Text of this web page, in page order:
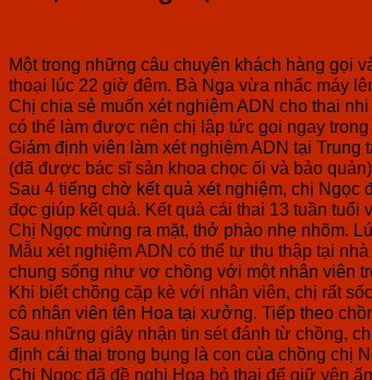
Một trong những câu chuyện khách hàng gọi
thoại lúc 22 giờ đêm. Bà Nga vừa nhấc máy
Chị chia sẻ muốn xét nghiệm ADN cho thai
có thể làm được nên chị lập tức gọi ngay trong
Giám định viên làm xét nghiệm ADN tại
(đã được bác sĩ sản khoa chọc ối và bảo
Sau 4 tiếng chờ kết quả xét nghiệm, chị
đọc giúp kết quả. Kết quả cái thai 13 tuần
Chị Ngọc mừng ra mặt, thở phào nhẹ nhõm.
Mẫu xét nghiệm ADN có thể tự thu thập tại
chung sống như vợ chồng với một nhân viên
Khi biết chồng cặp kè với nhân viên, chị rất
cô nhân viên tên Hoa tại xưởng. Tiếp theo
Sau những giây nhận tin sét đánh từ chồng,
định cái thai trong bụng là con của chồng chị
Chị Ngọc đã đề nghị Hoa bỏ thai để giữ yên